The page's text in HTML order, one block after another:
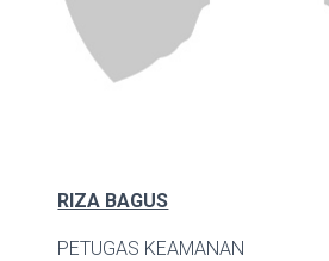
RIZA BAGUS
PETUGAS KEAMANAN